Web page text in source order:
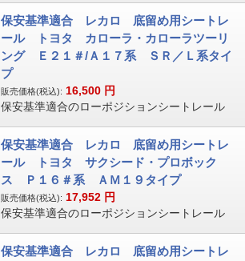
保安基準適合 レカロ 底留め用シートレ
ール トヨタ カローラ・カローラツーリ
ング Ｅ２１＃/Ａ１７系 ＳＲ／Ｌ系タイ
プ
販売価格(税込): 16,500 円
保安基準適合のローポジションシートレール
保安基準適合 レカロ 底留め用シートレ
ール トヨタ サクシード・プロボック
ス Ｐ１６＃系 ＡＭ１９タイプ
販売価格(税込): 17,952 円
保安基準適合のローポジションシートレール
保安基準適合 レカロ 底留め用シートレ